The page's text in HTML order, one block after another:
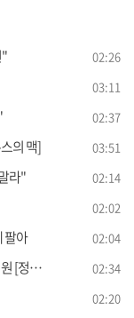
02:26
03:11
02:37
의 맥] 03:51
라" 02:14
02:02
팔아 02:04
장+] 02:34
02:20